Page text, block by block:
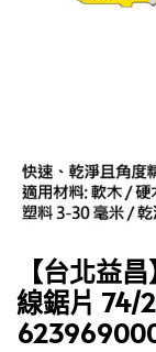
【台北益
線鋸片 74/